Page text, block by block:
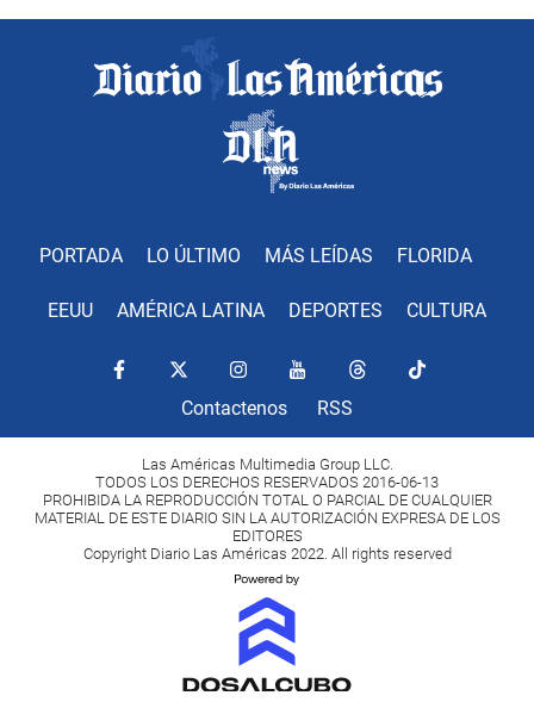
PORTADA LO ÚLTIMO MÁS LEÍDAS FLORIDA
EEUU AMÉRICA LATINA DEPORTES CULTURA
Contactenos RSS
Las Américas Multimedia Group LLC.
TODOS LOS DERECHOS RESERVADOS 2016-06-13
PROHIBIDA LA REPRODUCCIÓN TOTAL O PARCIAL DE CUALQUIER
MATERIAL DE ESTE DIARIO SIN LA AUTORIZACIÓN EXPRESA DE LOS
EDITORES
Copyright Diario Las Américas 2022. All rights reserved